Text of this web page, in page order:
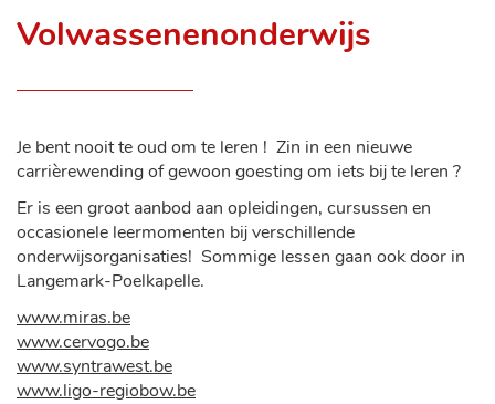
Volwassenenonderwijs
Je bent nooit te oud om te leren ! Zin in een nieuwe
carrièrewending of gewoon goesting om iets bij te leren ?
Er is een groot aanbod aan opleidingen, cursussen en
occasionele leermomenten bij verschillende
onderwijsorganisaties! Sommige lessen gaan ook door in
Langemark-Poelkapelle.
www.miras.be
www.cervogo.be
www.syntrawest.be
www.ligo-regiobow.be